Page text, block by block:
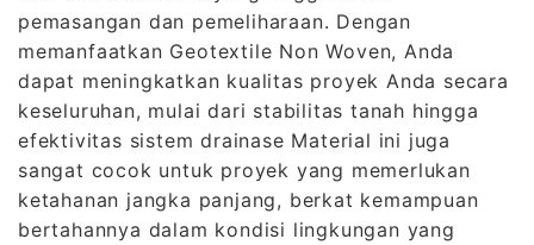
pemasangan dan pemeliharaan. Dengan
memanfaatkan Geotextile Non Woven, Anda
dapat meningkatkan kualitas proyek Anda secara
keseluruhan, mulai dari stabilitas tanah hingga
efektivitas sistem drainase Material ini juga
sangat cocok untuk proyek yang memerlukan
ketahanan jangka panjang, berkat kemampuan
bertahannya dalam kondisi lingkungan yang